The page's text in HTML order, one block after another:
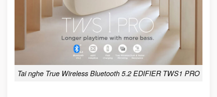
Tai nghe True Wireless Bluetooth 5.2 EDIFIER TWS1 PRO